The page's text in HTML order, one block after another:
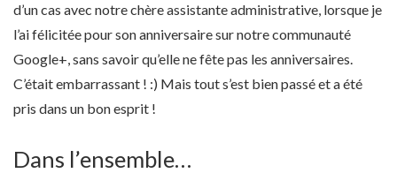
d’un cas avec notre chère assistante administrative, lorsque je
l’ai félicitée pour son anniversaire sur notre communauté
Google+, sans savoir qu’elle ne fête pas les anniversaires.
C’était embarrassant ! :) Mais tout s’est bien passé et a été
pris dans un bon esprit !
Dans l’ensemble…